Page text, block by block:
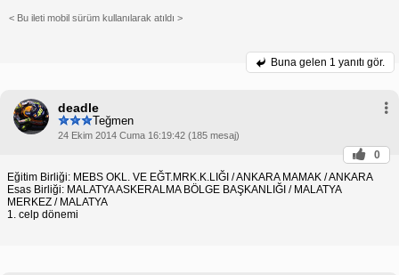
< Bu ileti mobil sürüm kullanılarak atıldı >
Buna gelen 1 yanıtı gör.
deadle
Teğmen
24 Ekim 2014 Cuma 16:19:42 (185 mesaj)
0
Eğitim Birliği: MEBS OKL. VE EĞT.MRK.K.LIĞI / ANKARA MAMAK / ANKARA
Esas Birliği: MALATYA ASKERALMA BÖLGE BAŞKANLIĞI / MALATYA
MERKEZ / MALATYA
1. celp dönemi